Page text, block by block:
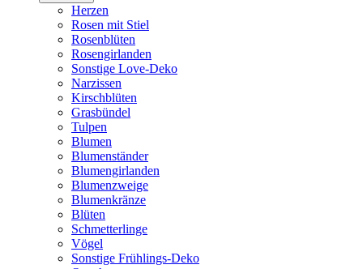
Herzen
Rosen mit Stiel
Rosenblüten
Rosengirlanden
Sonstige Love-Deko
Narzissen
Kirschblüten
Grasbündel
Tulpen
Blumen
Blumenständer
Blumengirlanden
Blumenzweige
Blumenkränze
Blüten
Schmetterlinge
Vögel
Sonstige Frühlings-Deko